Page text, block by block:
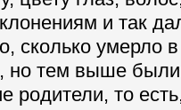
и так
сколько умерло
но тем выше
родители, то